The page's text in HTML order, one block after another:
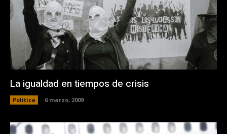
La igualdad en tiempos de crisis
Politica 6 marzo, 2009